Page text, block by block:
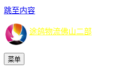
跳至内容
途鸽物流佛山二部
菜单